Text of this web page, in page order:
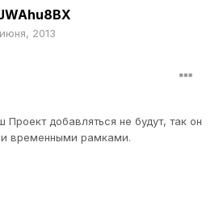
2013
добавляться не будут, так он
временными рамками.